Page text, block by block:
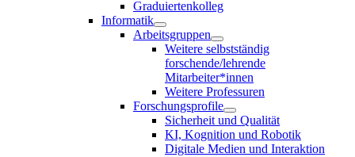
Graduiertenkolleg
Informatik
Arbeitsgruppen
Weitere selbstständig
forschende/lehrende
Mitarbeiter*innen
Weitere Professuren
Forschungsprofile
Sicherheit und Qualität
KI, Kognition und Robotik
Digitale Medien und Interaktion